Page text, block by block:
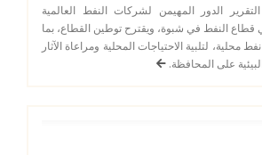
الدور المهيمن لشركات النفط العالمية
قطاع النفط في شبوة، ويقترح توطين القطاع، بما
لتلبية الاحتياجات المحلية ومراعاة الآثار
على المحافظة.